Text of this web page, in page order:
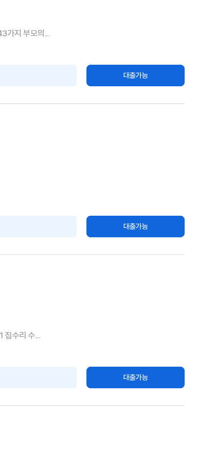
가지 부모의...
대출가능
대출가능
집수리 수...
대출가능